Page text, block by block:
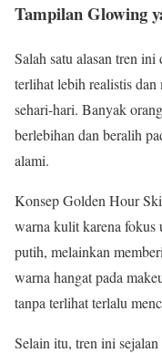
Tampilan Glowing
Salah satu alasan tren
terlihat lebih realistis
sehari-hari. Banyak
berlebihan dan beralih
alami.
Konsep Golden Hour
warna kulit karena fokus
putih, melainkan
warna hangat pada
tanpa terlihat terlalu
Selain itu, tren ini